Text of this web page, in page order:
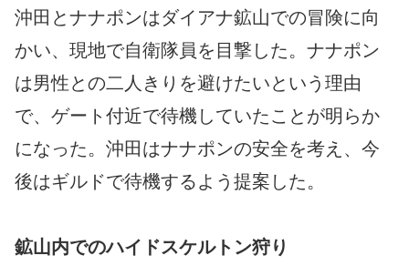
沖田とナナポンはダイアナ鉱山での冒険に向
かい、現地で自衛隊員を目撃した。ナナポン
は男性との二人きりを避けたいという理由
で、ゲート付近で待機していたことが明らか
になった。沖田はナナポンの安全を考え、今
後はギルドで待機するよう提案した。
鉱山内でのハイドスケルトン狩り